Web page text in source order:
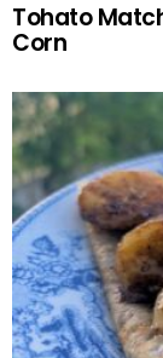
Tohato
Corn